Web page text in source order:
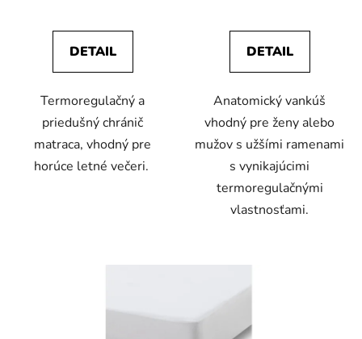
DETAIL
Termoregulačný a
priedušný chránič
matraca, vhodný pre
horúce letné večeri.
3,2
z
hviezdičiek.
DETAIL
Anatomický vankúš
vhodný pre ženy alebo
mužov s užšími ramenami
s vynikajúcimi
termoregulačnými
vlastnosťami.